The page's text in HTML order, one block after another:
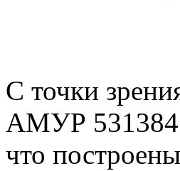
С точки
АМУР 531384
что